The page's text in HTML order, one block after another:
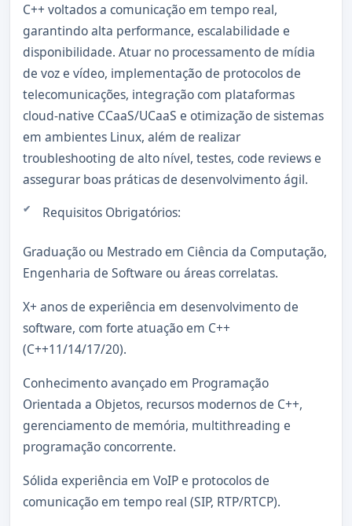
C++ voltados a comunicação em tempo real,
garantindo alta performance, escalabilidade e
disponibilidade. Atuar no processamento de mídia
de voz e vídeo, implementação de protocolos de
telecomunicações, integração com plataformas
cloud-native CCaaS/UCaaS e otimização de sistemas
em ambientes Linux, além de realizar
troubleshooting de alto nível, testes, code reviews e
assegurar boas práticas de desenvolvimento ágil.
Requisitos Obrigatórios:
Graduação ou Mestrado em Ciência da Computação,
Engenharia de Software ou áreas correlatas.
X+ anos de experiência em desenvolvimento de
software, com forte atuação em C++
(C++11/14/17/20).
Conhecimento avançado em Programação
Orientada a Objetos, recursos modernos de C++,
gerenciamento de memória, multithreading e
programação concorrente.
Sólida experiência em VoIP e protocolos de
comunicação em tempo real (SIP, RTP/RTCP).